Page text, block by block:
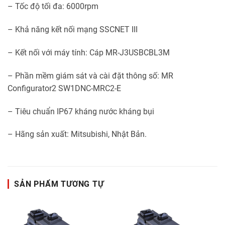
– Tốc độ tối đa: 6000rpm
– Khả năng kết nối mạng SSCNET III
– Kết nối với máy tính: Cáp MR-J3USBCBL3M
– Phần mềm giám sát và cài đặt thông số: MR
Configurator2 SW1DNC-MRC2-E
– Tiêu chuẩn IP67 kháng nước kháng bụi
– Hãng sản xuất: Mitsubishi, Nhật Bản.
SẢN PHẨM TƯƠNG TỰ